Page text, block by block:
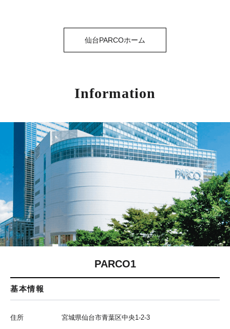
仙台PARCOホーム
Information
PARCO1
基本情報
住所 宮城県仙台市青葉区中央1-2-3